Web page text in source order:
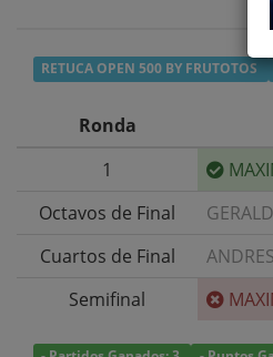
RETUCA OPEN 500 BY FRUTOTOS
Ronda
1
Octavos de Final
Cuartos de Final
Semifinal